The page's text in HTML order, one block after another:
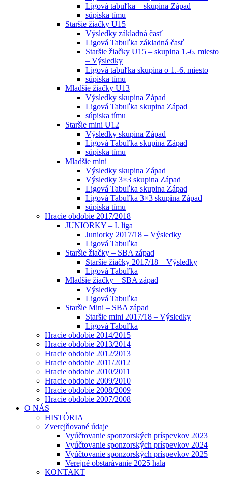
Ligová tabuľka – skupina Západ
súpiska tímu
Staršie žiačky U15
Výsledky základná časť
Ligová Tabuľka základná časť
Staršie žiačky U15 – skupina 1.-6. miesto
– Výsledky
Ligová tabuľka skupina o 1.-6. miesto
súpiska tímu
Mladšie žiačky U13
Výsledky skupina Západ
Ligová Tabuľka skupina Západ
súpiska tímu
Staršie mini U12
Výsledky skupina Západ
Ligová Tabuľka skupina Západ
súpiska tímu
Mladšie mini
Výsledky skupina Západ
Výsledky 3×3 skupina Západ
Ligová Tabuľka skupina Západ
Ligová Tabuľka 3×3 skupina Západ
súpiska tímu
Hracie obdobie 2017/2018
JUNIORKY – I. liga
Juniorky 2017/18 – Výsledky
Ligová Tabuľka
Staršie žiačky – SBA západ
Staršie žiačky 2017/18 – Výsledky
Ligová Tabuľka
Mladšie žiačky – SBA západ
Výsledky
Ligová Tabuľka
Staršie Mini – SBA západ
Staršie mini 2017/18 – Výsledky
Ligová Tabuľka
Hracie obdobie 2014/2015
Hracie obdobie 2013/2014
Hracie obdobie 2012/2013
Hracie obdobie 2011/2012
Hracie obdobie 2010/2011
Hracie obdobie 2009/2010
Hracie obdobie 2008/2009
Hracie obdobie 2007/2008
O NÁS
HISTÓRIA
Zverejňované údaje
Vyúčtovanie sponzorských príspevkov 2023
Vyúčtovanie sponzorských príspevkov 2024
Vyúčtovanie sponzorských príspevkov 2025
Verejné obstarávanie 2025 hala
KONTAKT